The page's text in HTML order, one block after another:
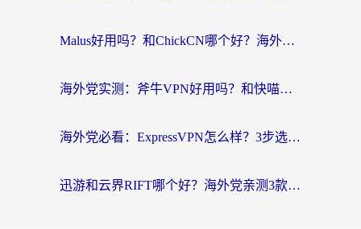
Malus好用吗？和ChickCN哪个好？海外党亲测：选对回国加速器，追剧游戏不卡顿
海外党实测：斧牛VPN好用吗？和快喵VPN对比哪个回国效果更好？附3款热门加速器深度分析
海外党必看：ExpressVPN怎么样？3步选对回国加速器，无缝刷国内剧玩手游
迅游和云界RIFT哪个好？海外党亲测3款回国加速器，教你无缝刷国内剧玩游戏